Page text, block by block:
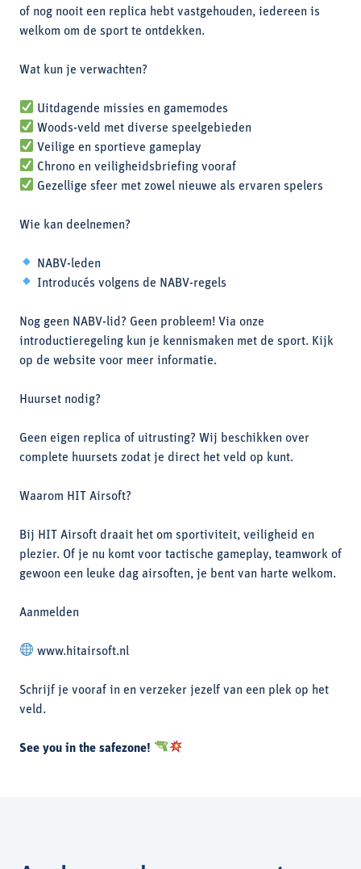
of nog nooit een replica hebt vastgehouden, iedereen is
welkom om de sport te ontdekken.
Wat kun je verwachten?
Uitdagende missies en gamemodes
Woods-veld met diverse speelgebieden
Veilige en sportieve gameplay
Chrono en veiligheidsbriefing vooraf
Gezellige sfeer met zowel nieuwe als ervaren spelers
Wie kan deelnemen?
NABV-leden
Introducés volgens de NABV-regels
Nog geen NABV-lid? Geen probleem! Via onze
introductieregeling kun je kennismaken met de sport. Kijk
op de website voor meer informatie.
Huurset nodig?
Geen eigen replica of uitrusting? Wij beschikken over
complete huursets zodat je direct het veld op kunt.
Waarom HIT Airsoft?
Bij HIT Airsoft draait het om sportiviteit, veiligheid en
plezier. Of je nu komt voor tactische gameplay, teamwork of
gewoon een leuke dag airsoften, je bent van harte welkom.
Aanmelden
www.hitairsoft.nl
Schrijf je vooraf in en verzeker jezelf van een plek op het
veld.
See you in the safezone!